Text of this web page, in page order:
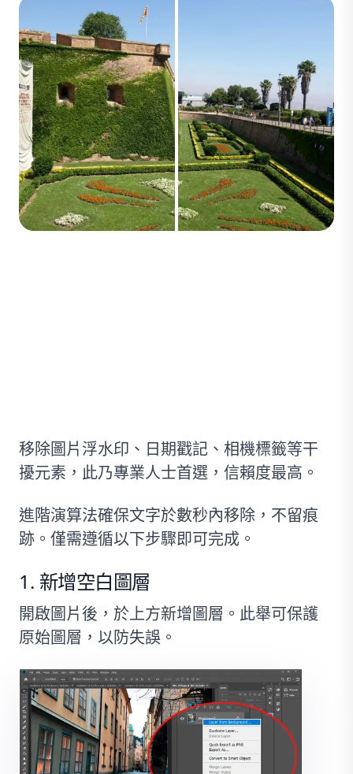
移除圖片浮水印、日期戳記、相機標籤等干
擾元素，此乃專業人士首選，信賴度最高。
進階演算法確保文字於數秒內移除，不留痕
跡。僅需遵循以下步驟即可完成。
新增空白圖層
開啟圖片後，於上方新增圖層。此舉可保護
原始圖層，以防失誤。